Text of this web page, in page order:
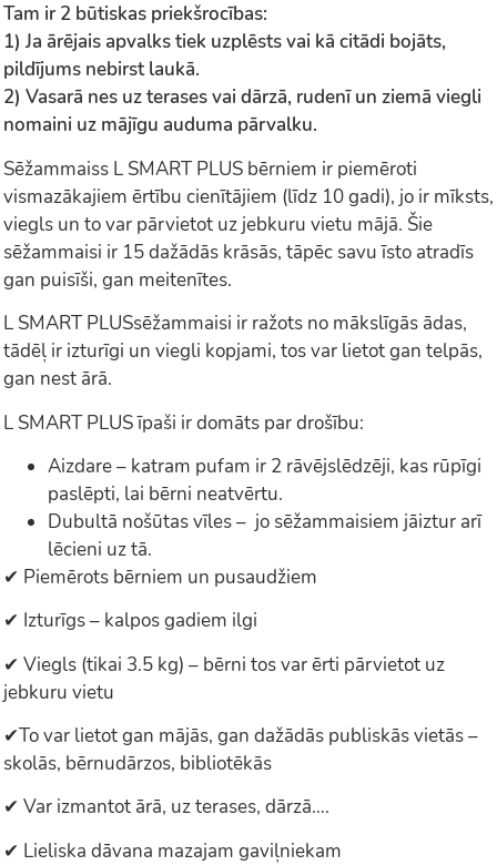
Tam ir 2 būtiskas priekšrocības:
1) Ja ārējais apvalks tiek uzplēsts vai kā citādi bojāts,
pildījums nebirst laukā.
2) Vasarā nes uz terases vai dārzā, rudenī un ziemā viegli
nomaini uz mājīgu auduma pārvalku.
Sēžammaiss L SMART PLUS bērniem ir piemēroti
vismazākajiem ērtību cienītājiem (līdz 10 gadi), jo ir mīksts,
viegls un to var pārvietot uz jebkuru vietu mājā. Šie
sēžammaisi ir 15 dažādās krāsās, tāpēc savu īsto atradīs
gan puisīši, gan meitenītes.
L SMART PLUSsēžammaisi ir ražots no mākslīgās ādas,
tādēļ ir izturīgi un viegli kopjami, tos var lietot gan telpās,
gan nest ārā.
L SMART PLUS īpaši ir domāts par drošību:
Aizdare – katram pufam ir 2 rāvējslēdzēji, kas rūpīgi
paslēpti, lai bērni neatvērtu.
Dubultā nošūtas vīles – jo sēžammaisiem jāiztur arī
lēcieni uz tā.
✔ Piemērots bērniem un pusaudžiem
✔ Izturīgs – kalpos gadiem ilgi
✔ Viegls (tikai 3.5 kg) – bērni tos var ērti pārvietot uz
jebkuru vietu
✔To var lietot gan mājās, gan dažādās publiskās vietās –
skolās, bērnudārzos, bibliotēkās
✔ Var izmantot ārā, uz terases, dārzā….
✔ Lieliska dāvana mazajam gaviļniekam